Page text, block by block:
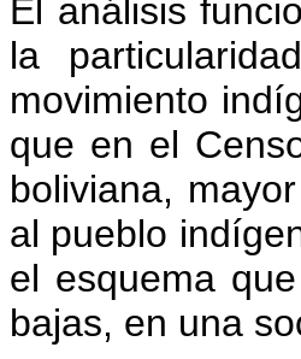
El análisis
la
movimiento
que en el
boliviana,
al pueblo
el esquema
bajas, en una